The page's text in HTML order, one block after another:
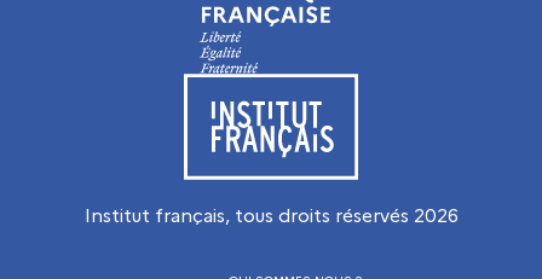
Visiter le site de l’Institut français
Institut français, tous droits réservés 2026